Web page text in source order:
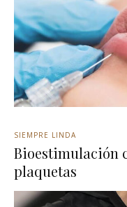
SIEMPRE LINDA
Bioestimulación
plaquetas